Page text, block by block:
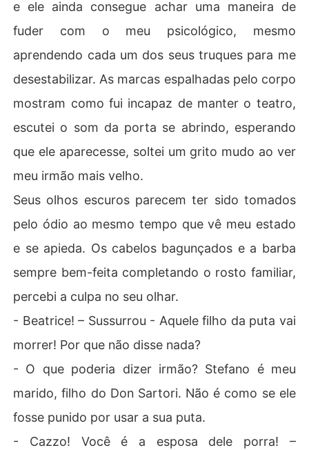
e ele ainda consegue achar uma maneira de
fuder com o meu psicológico, mesmo
aprendendo cada um dos seus truques para me
desestabilizar. As marcas espalhadas pelo corpo
mostram como fui incapaz de manter o teatro,
escutei o som da porta se abrindo, esperando
que ele aparecesse, soltei um grito mudo ao ver
meu irmão mais velho.
Seus olhos escuros parecem ter sido tomados
pelo ódio ao mesmo tempo que vê meu estado
e se apieda. Os cabelos bagunçados e a barba
sempre bem-feita completando o rosto familiar,
percebi a culpa no seu olhar.
- Beatrice! – Sussurrou - Aquele filho da puta vai
morrer! Por que não disse nada?
- O que poderia dizer irmão? Stefano é meu
marido, filho do Don Sartori. Não é como se ele
fosse punido por usar a sua puta.
- Cazzo! Você é a esposa dele porra! –